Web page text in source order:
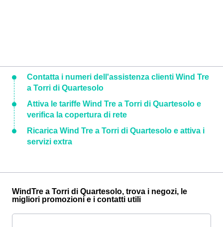
Contatta i numeri dell'assistenza clienti Wind Tre
a Torri di Quartesolo
Attiva le tariffe Wind Tre a Torri di Quartesolo e
verifica la copertura di rete
Ricarica Wind Tre a Torri di Quartesolo e attiva i
servizi extra
WindTre a Torri di Quartesolo, trova i negozi, le
migliori promozioni e i contatti utili